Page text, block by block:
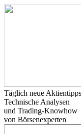
Täglich neue
Technische Analysen
und Trading-Knowhow
von Börsenexperten